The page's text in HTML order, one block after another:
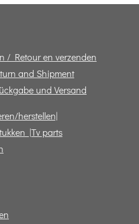
/ Retour en verzenden
and Shipment
und Versand
herstellen|
|Tv parts